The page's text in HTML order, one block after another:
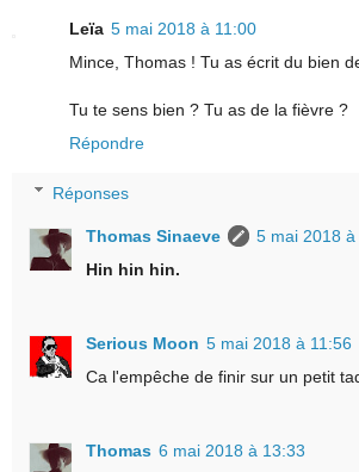
Leïa 5 mai 2018 à 11:00
Mince, Thomas ! Tu as écrit du bien
Tu te sens bien ? Tu as de la fièvre ?
Répondre
Réponses
Thomas Sinaeve
5 mai 2018 à
Hin hin hin.
Serious Moon 5 mai 2018 à 11:56
Ca l'empêche de finir sur un petit
Thomas 6 mai 2018 à 13:33